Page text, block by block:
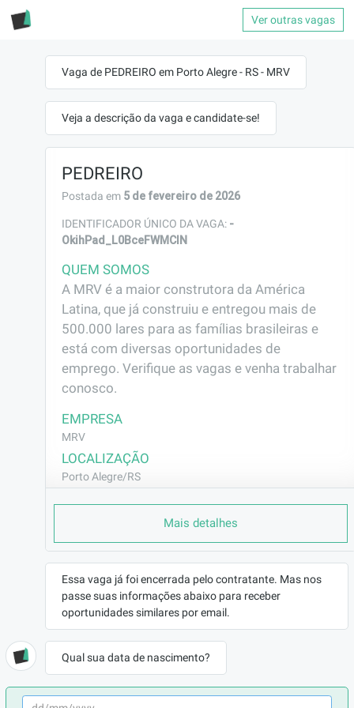
Ver outras vagas
Vaga de PEDREIRO em Porto Alegre - RS - MRV
Veja a descrição da vaga e candidate-se!
PEDREIRO
Postada em 5 de fevereiro de 2026
IDENTIFICADOR ÚNICO DA VAGA: -
OkihPad_L0BceFWMClN
QUEM SOMOS
A MRV é a maior construtora da América
Latina, que já construiu e entregou mais de
500.000 lares para as famílias brasileiras e
está com diversas oportunidades de
emprego. Verifique as vagas e venha trabalhar
conosco.
EMPRESA
MRV
LOCALIZAÇÃO
Porto Alegre/RS
CONTRATO
REMUNERAÇÃO
R$2362,80
VAGA AFIRMATIVA
Não
Construção Civil
BENEFÍCIOS
a combinar
Mais detalhes
Essa vaga já foi encerrada pelo contratante. Mas nos
passe suas informações abaixo para receber
oportunidades similares por email.
Qual sua data de nascimento?